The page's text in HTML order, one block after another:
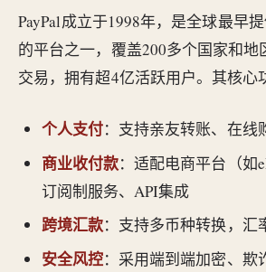
PayPal成立于1998年，是全球最早
的平台之一，覆盖200多个国家和地
交易，拥有超4亿活跃用户。其核心
个人支付：支持亲友转账、在线
商业收付款：适配电商平台（如
订阅制服务、API集成
跨境汇款：支持多币种转换，汇
安全风控：采用端到端加密、欺